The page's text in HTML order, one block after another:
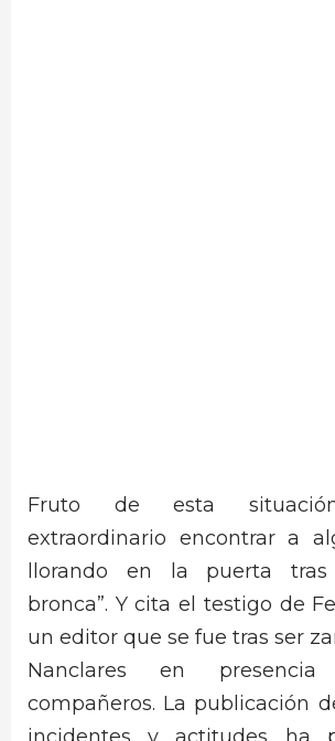
Fruto de esta
extraordinario encontrar a
llorando en la puerta
bronca”. Y cita el testigo de
un editor que se fue tras ser
Nanclares en
compañeros. La publicación
incidentes y actitudes ha